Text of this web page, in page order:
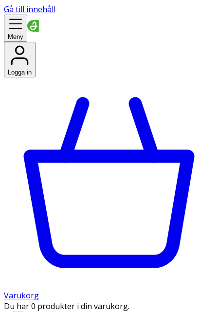
Gå till innehåll
Meny
Logga in
Varukorg
Du har 0 produkter i din varukorg.